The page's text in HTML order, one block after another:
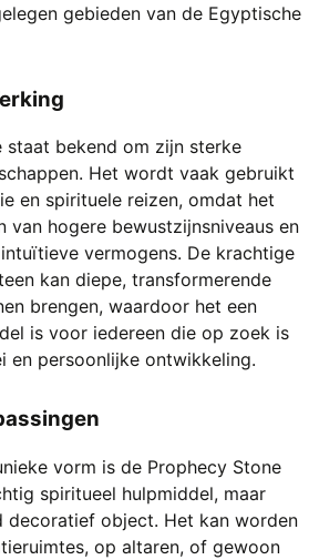
gebieden van de Egyptische
staat bekend om zijn sterke
Het wordt vaak gebruikt
en spirituele reizen, omdat het
van hogere bewustzijnsniveaus en
vermogens. De krachtige
kan diepe, transformerende
brengen, waardoor het een
is voor iedereen die op zoek is
en persoonlijke ontwikkeling.
vorm is de Prophecy Stone
spiritueel hulpmiddel, maar
decoratief object. Het kan worden
op altaren, of gewoon